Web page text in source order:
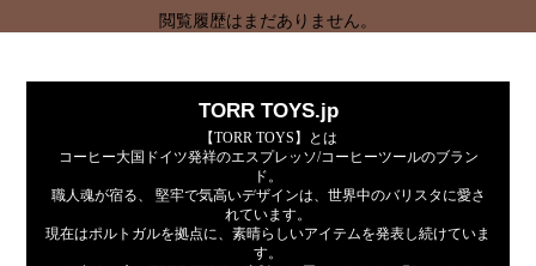
閲覧履歴はまだありません。
TORR TOYS.jp
【TORR TOYS】とは
コーヒー大国ドイツ発祥のエスプレッソ/コーヒーツールのブラン
ド。
職人魂が宿る、 堅牢で気高いデザインは、世界中のバリスタに愛さ
れています。
現在はポルトガルを拠点に、素晴らしいアイテムを発表し続けていま
す。